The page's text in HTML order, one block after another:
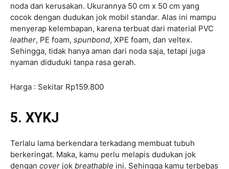
noda dan kerusakan. Ukurannya 50 cm x 50 cm yang
cocok dengan dudukan jok mobil standar. Alas ini mampu
menyerap kelembapan, karena terbuat dari material PVC
leather, PE foam, spunbond, XPE foam, dan veltex.
Sehingga, tidak hanya aman dari noda saja, tetapi juga
nyaman diduduki tanpa rasa gerah.
Harga : Sekitar Rp159.800
5. XYKJ
Terlalu lama berkendara terkadang membuat tubuh
berkeringat. Maka, kamu perlu melapis dudukan jok
dengan cover jok breathable ini. Sehingga kamu terbebas